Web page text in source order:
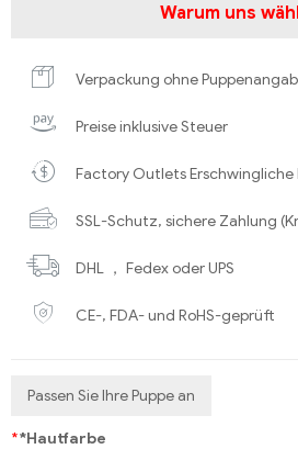
Warum uns
Verpackung ohne
Preise inklusive Steuer
Factory Outlets Erschwingliche
SSL-Schutz, sichere Zahlung
DHL ， Fedex oder UPS
CE-, FDA- und RoHS-geprüft
Passen Sie Ihre Puppe an
**Hautfarbe